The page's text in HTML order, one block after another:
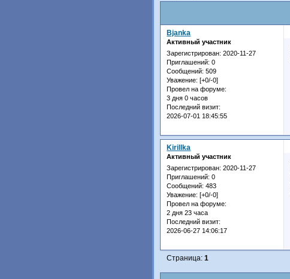
Bjanka
Активный участник
Зарегистрирован: 2020-11-27
Приглашений: 0
Сообщений: 509
Уважение: [+0/-0]
Провел на форуме:
3 дня 0 часов
Последний визит:
2026-07-01 18:45:55
Kirillka
Активный участник
Зарегистрирован: 2020-11-27
Приглашений: 0
Сообщений: 483
Уважение: [+0/-0]
Провел на форуме:
2 дня 23 часа
Последний визит:
2026-06-27 14:06:17
Страница:1